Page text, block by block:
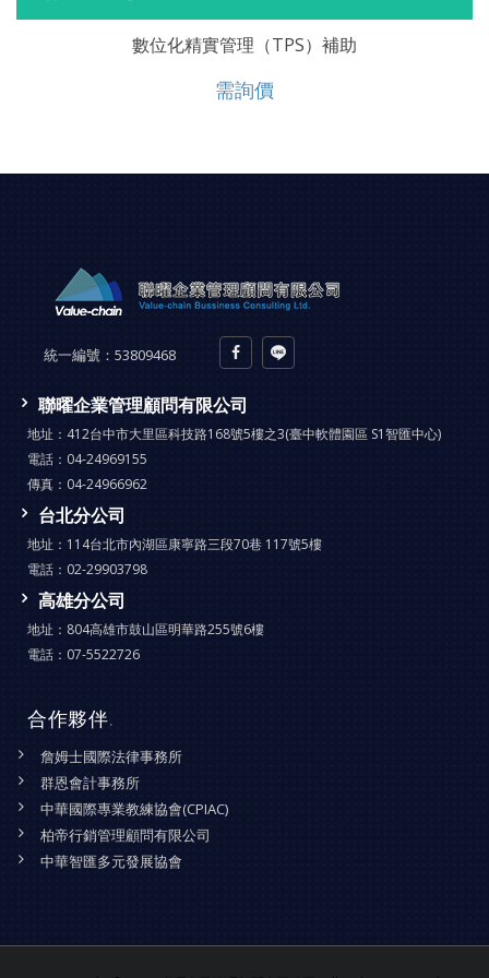
數位化精實管理（TPS）補助
需詢價
統一編號： 53809468
聯曜企業管理顧問有限公司
地址： 412台中市大里區科技路168號5樓之3(臺中軟體園區 S1智匯中心)
電話： 04-24969155
傳真： 04-24966962
台北分公司
地址： 114台北市內湖區康寧路三段70巷 117號5樓
電話： 02-29903798
高雄分公司
地址： 804高雄市鼓山區明華路255號6樓
電話： 07-5522726
合作夥伴.
詹姆士國際法律事務所
群恩會計事務所
中華國際專業教練協會(CPIAC)
柏帝行銷管理顧問有限公司
中華智匯多元發展協會